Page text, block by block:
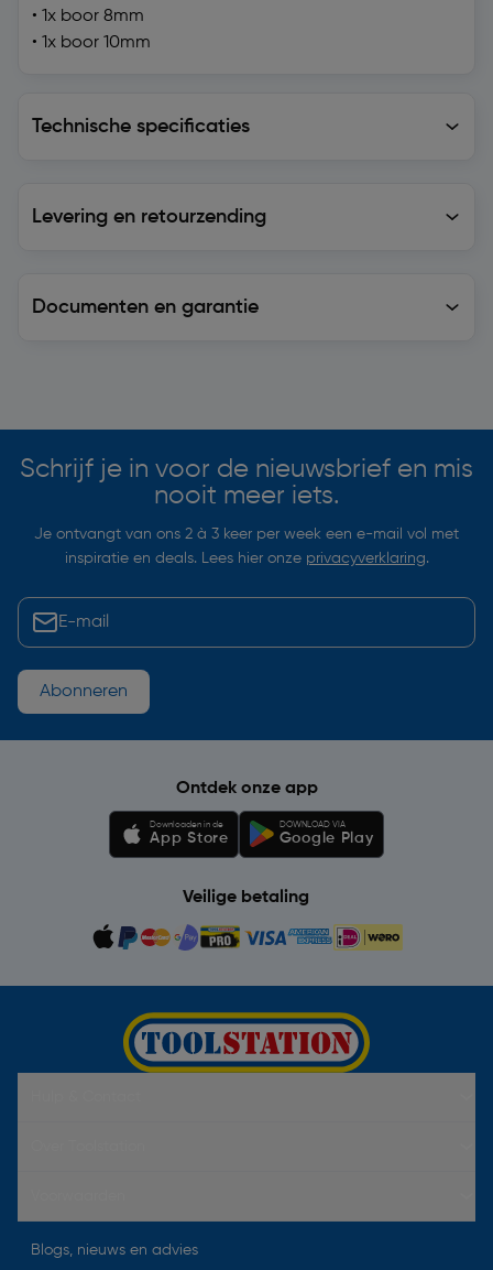
• 1x boor 8mm
• 1x boor 10mm
Technische specificaties
Levering en retourzending
Documenten en garantie
Schrijf je in voor de nieuwsbrief en mis
nooit meer iets.
Je ontvangt van ons 2 à 3 keer per week een e-mail vol met
inspiratie en deals. Lees hier onze privacyverklaring.
Abonneren
Ontdek onze app
Downloaden in de
App Store
DOWNLOAD VIA
Google Play
Veilige betaling
Blogs, nieuws en advies